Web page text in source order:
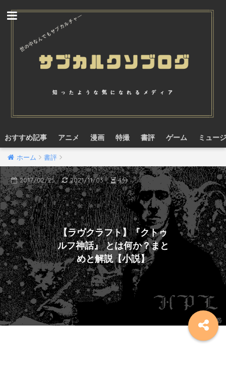
おすすめ記事 アニメ 漫画 特撮 書評 ゲーム ミュー
ホーム 書評
【ラヴクラフト】『クトゥ
ルフ神話』 とは何か？まと
めと解説【小説】
2017/02/25 2021/11/03 4分